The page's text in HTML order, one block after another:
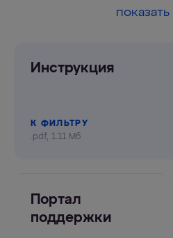
Инструкция
К ФИЛЬТРУ
.pdf, 1.11 Мб
Портал
поддержки